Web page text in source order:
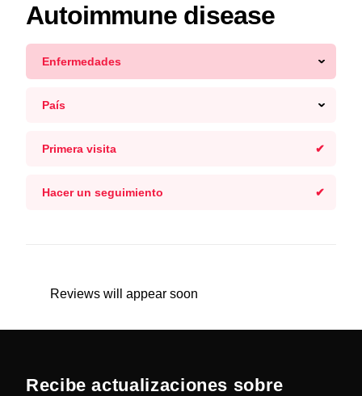
Autoimmune disease
Enfermedades
País
Primera visita
Hacer un seguimiento
Reviews will appear soon
Recibe actualizaciones sobre